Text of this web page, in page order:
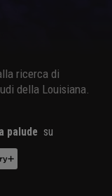
ricerca di
della Louisiana.
palude su